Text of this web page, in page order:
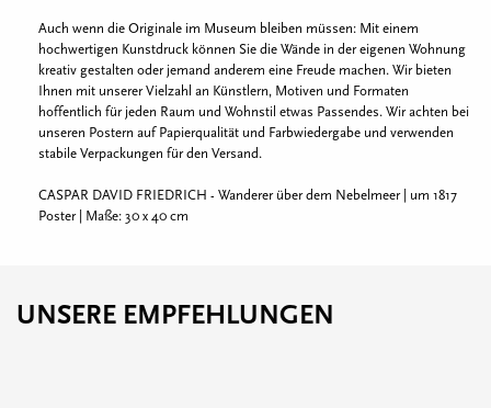
Auch wenn die Originale im Museum bleiben müssen: Mit einem
hochwertigen Kunstdruck können Sie die Wände in der eigenen Wohnung
kreativ gestalten oder jemand anderem eine Freude machen. Wir bieten
Ihnen mit unserer Vielzahl an Künstlern, Motiven und Formaten
hoffentlich für jeden Raum und Wohnstil etwas Passendes. Wir achten bei
unseren Postern auf Papierqualität und Farbwiedergabe und verwenden
stabile Verpackungen für den Versand.
CASPAR DAVID FRIEDRICH - Wanderer über dem Nebelmeer | um 1817
Poster | Maße: 30 x 40 cm
UNSERE EMPFEHLUNGEN